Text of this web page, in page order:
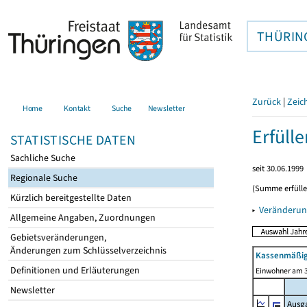
Home Kontakt Suche Newsletter
STATISTISCHE DATEN
Sachliche Suche
Regionale Suche
Kürzlich bereitgestellte Daten
Allgemeine Angaben, Zuordnungen
Gebietsveränderungen,
Änderungen zum Schlüsselverzeichnis
Definitionen und Erläuterungen
Newsletter
Zurück |
seit 30.06.1999
(Summe
▸
Einwohner am